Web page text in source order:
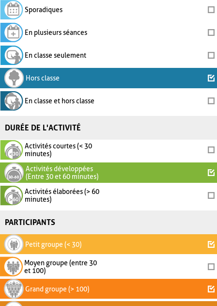
Sporadiques
En plusieurs séances
En classe seulement
Hors classe
En classe et hors classe
DURÉE DE L'ACTIVITÉ
Activités courtes (< 30
minutes)
Activités développées
(Entre 30 et 60 minutes)
Activités élaborées (> 60
minutes)
PARTICIPANTS
Petit groupe (< 30)
Moyen groupe (entre 30
et 100)
Grand groupe (> 100)